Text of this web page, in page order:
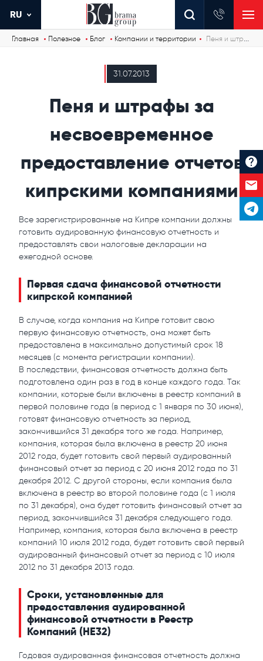
RU
Главная Полезное Блог Компании и территории Пеня и штрафы за несвоевременное предоставление отчетов кипрскими компаниями
31.07.2013
Пеня и штрафы за
несвоевременное
предоставление отчетов
кипрскими компаниями
Все зарегистрированные на Кипре компании должны
готовить аудированную финансовую отчетность и
предоставлять свои налоговые декларации на
ежегодной основе.
Первая сдача финансовой отчетности
кипрской компанией
В случае, когда компания на Кипре готовит свою
первую финансовую отчетность, она может быть
предоставлена в максимально допустимый срок 18
месяцев (с момента регистрации компании).
В последствии, финансовая отчетность должна быть
подготовлена один раз в год в конце каждого года. Так
компании, которые были включены в реестр компаний в
первой половине года (в период с 1 января по 30 июня),
готовят финансовую отчетность за период,
закончившийся 31 декабря того же года. Например,
компания, которая была включена в реестр 20 июня
2012 года, будет готовить свой первый аудированный
финансовый отчет за период с 20 июня 2012 года по 31
декабря 2012. С другой стороны, если компания была
включена в реестр во второй половине года (с 1 июля
по 31 декабря), она будет готовить финансовый отчет за
период, закончившийся 31 декабря следующего года.
Например, компания, которая была включена в реестр
компаний 10 июля 2012 года, будет готовить свой первый
аудированный финансовый отчет за период с 10 июля
2012 по 31 декабря 2013 года.
Сроки, установленные для
предоставления аудированной
финансовой отчетности в Реестр
Компаний (HE32)
Годовая аудированная финансовая отчетность должна